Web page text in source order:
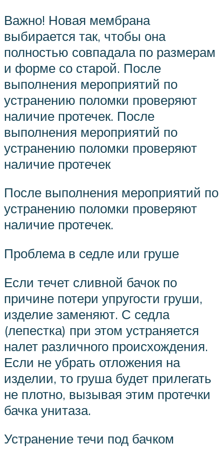
Важно! Новая мембрана
выбирается так, чтобы она
полностью совпадала по размерам
и форме со старой. После
выполнения мероприятий по
устранению поломки проверяют
наличие протечек. После
выполнения мероприятий по
устранению поломки проверяют
наличие протечек
После выполнения мероприятий по
устранению поломки проверяют
наличие протечек.
Проблема в седле или груше
Если течет сливной бачок по
причине потери упругости груши,
изделие заменяют. С седла
(лепестка) при этом устраняется
налет различного происхождения.
Если не убрать отложения на
изделии, то груша будет прилегать
не плотно, вызывая этим протечки
бачка унитаза.
Устранение течи под бачком